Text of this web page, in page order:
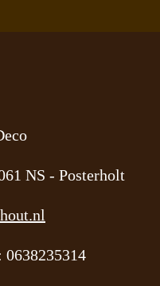
NS - Posterholt
0638235314